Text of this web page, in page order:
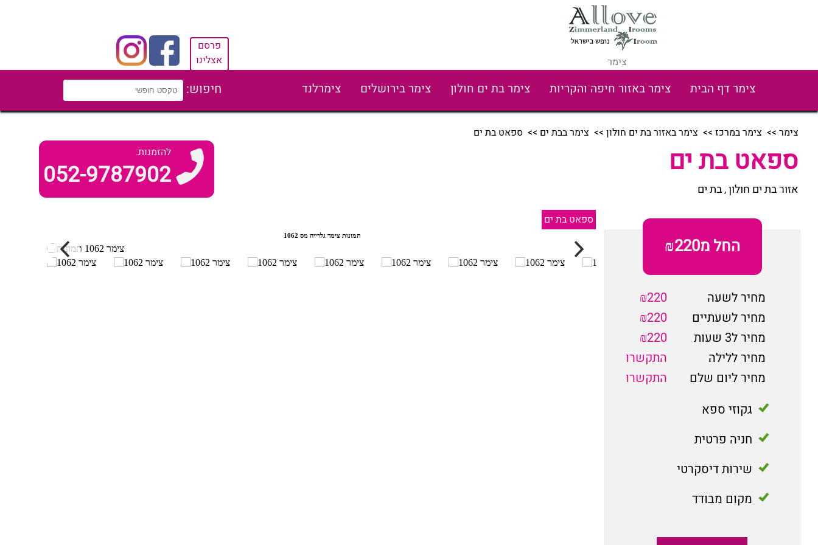
צימר
פרסם
אצלינו
צימר דף הבית צימר באזור חיפה והקריות צימר בת ים חולון צימר בירושלים צימרלנד חיפוש:
צימר >> צימר במרכז >> צימר באזור בת ים חולון >> צימר בבת ים >> ספאט בת ים
ספאט בת ים
אזור בת ים חולון,בת ים
להזמנות:
052-9787902
החל מ₪220
מחיר לשעה
₪220
מחיר לשעתיים
₪220
מחיר ל3 שעות
₪220
מחיר ללילה
התקשרו
מחיר ליום שלם
התקשרו
גקוזי ספא
חניה פרטית
שירות דיסקרטי
מקום מבודד
ספאט בת ים